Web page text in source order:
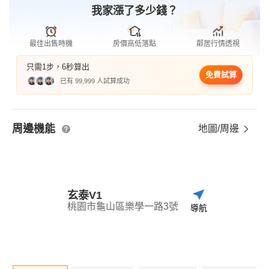
我家漲了多少錢？
最佳出售時機 房價高低落點 鄰居行情透視
只需1步，6秒算出
已有 99,999 人試算成功
免費試算
周邊機能 地圖/周邊
玄泰V1
桃園市龜山區樂學一路3號 導航